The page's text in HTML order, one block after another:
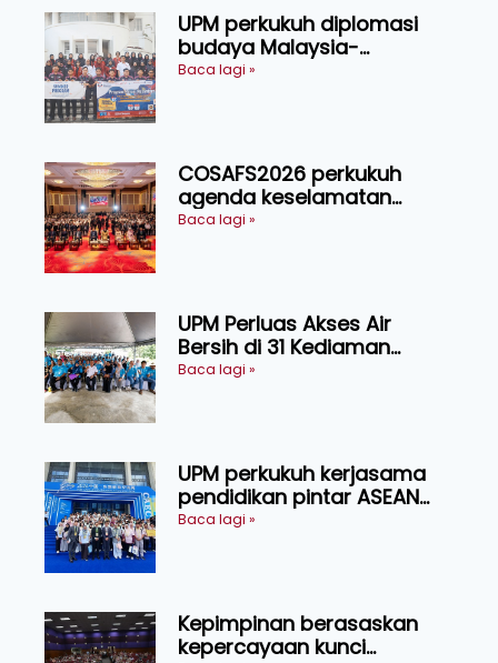
UPM perkukuh diplomasi
budaya Malaysia-
Indonesia melalui Narasi
Baca lagi »
COSAFS2026 perkukuh
agenda keselamatan
makanan, AgriHub pacu
Baca lagi »
UPM Perluas Akses Air
Bersih di 31 Kediaman
Orang Asli Tasik Chini
Baca lagi »
UPM perkukuh kerjasama
pendidikan pintar ASEAN
menerusi lawatan rasmi ke
Baca lagi »
Kepimpinan berasaskan
kepercayaan kunci